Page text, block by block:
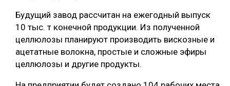
БЕЗОПАСНОЕ ПРОИЗВОДСТВО
СОРТИРОВКА ДРЕВЕСИНЫ
СУШКА ДРЕВЕСИНЫ
МЕБЕЛЬНОЕ ПРОИЗВОДСТВО
Будущий завод рассчитан на ежегодный выпуск
10 тыс. т конечной продукции. Из полученной
целлюлозы планируют производить вискозные и
ацетатные волокна, простые и сложные эфиры
целлюлозы и другие продукты.